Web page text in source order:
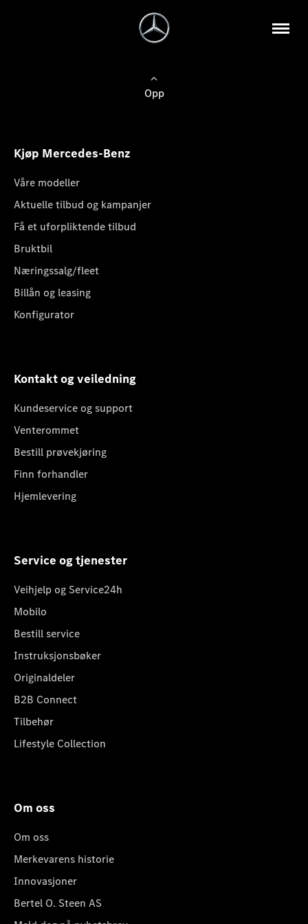
Opp
Kjøp Mercedes-Benz
Våre modeller
Aktuelle tilbud og kampanjer
Få et uforpliktende tilbud
Bruktbil
Næringssalg/fleet
Billån og leasing
Konfigurator
Kontakt og veiledning
Kundeservice og support
Venterommet
Bestill prøvekjøring
Finn forhandler
Hjemlevering
Service og tjenester
Veihjelp og Service24h
Mobilo
Bestill service
Instruksjonsbøker
Originaldeler
B2B Connect
Tilbehør
Lifestyle Collection
Om oss
Om oss
Merkevarens historie
Innovasjoner
Bertel O. Steen AS